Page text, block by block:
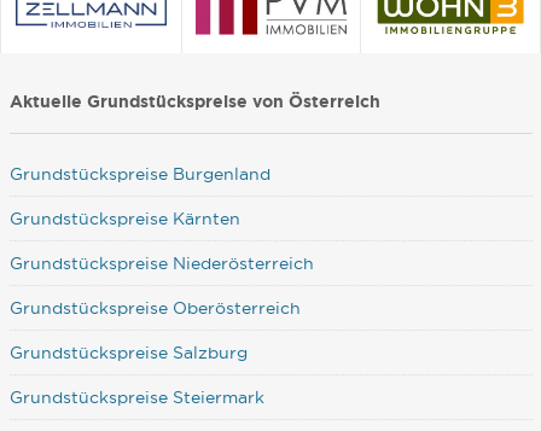
Aktuelle Grundstückspreise von Österreich
Grundstückspreise Burgenland
Grundstückspreise Kärnten
Grundstückspreise Niederösterreich
Grundstückspreise Oberösterreich
Grundstückspreise Salzburg
Grundstückspreise Steiermark